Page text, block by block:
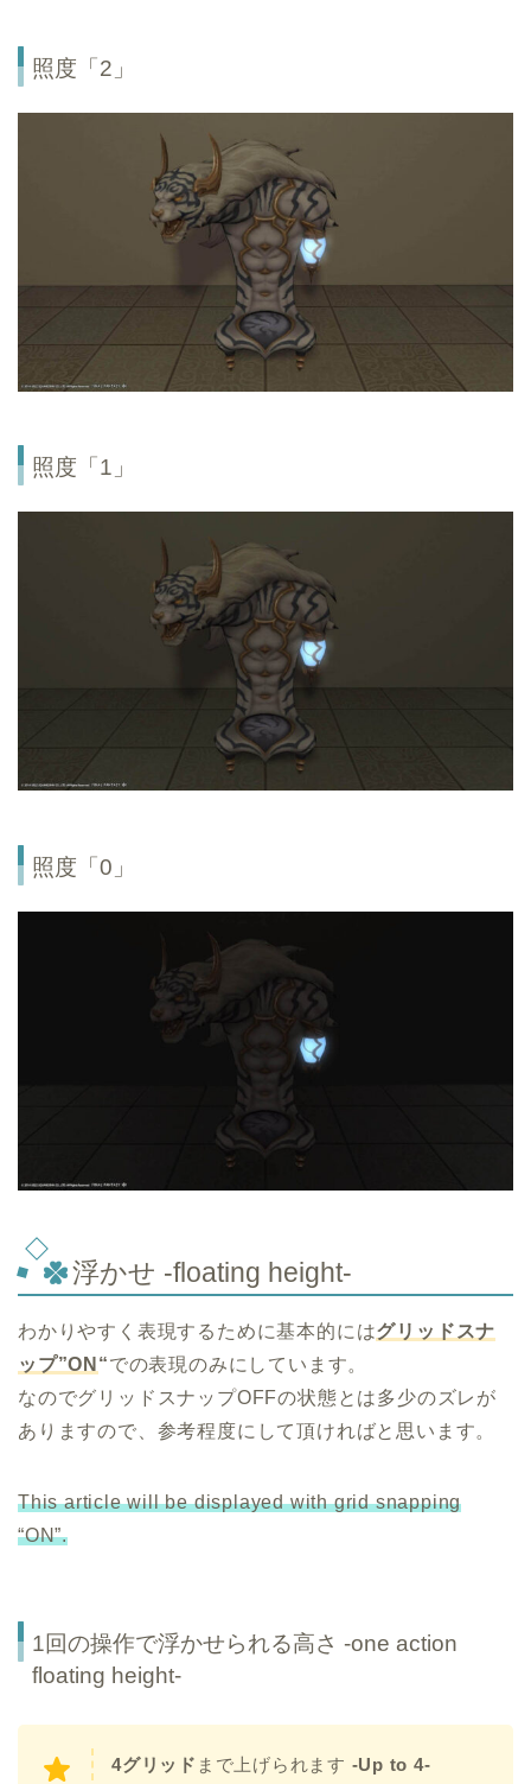
照度「2」
照度「1」
照度「0」
浮かせ -floating height-
わかりやすく表現するために基本的にはグリッドスナ
ップ”ON “での表現のみにしています。
なのでグリッドスナップOFFの状態とは多少のズレが
ありますので、参考程度にして頂ければと思います。
This article will be displayed with grid snapping
“ON”.
1回の操作で浮かせられる高さ -one action
floating height-
4グリッド まで上げられます -Up to 4-